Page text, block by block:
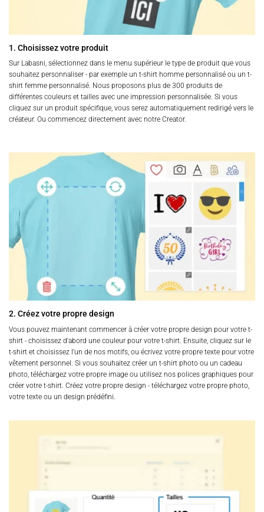
1. Choisissez votre produit
Sur Labasni, sélectionnez dans le menu supérieur le type de produit que vous
souhaitez personnaliser - par exemple un t-shirt homme personnalisé ou un t-
shirt femme personnalisé. Nous proposons plus de 300 produits de
différentes couleurs et tailles avec une impression personnalisée. Si vous
cliquez sur un produit spécifique, vous serez automatiquement redirigé vers le
créateur. Ou commencez directement avec notre Creator.
2. Créez votre propre design
Vous pouvez maintenant commencer à créer votre propre design pour votre t-
shirt - choisissez d'abord une couleur pour votre t-shirt. Ensuite, cliquez sur le
t-shirt et choisissez l'un de nos motifs, ou écrivez votre propre texte pour votre
vêtement personnel. Si vous souhaitez créer un t-shirt photo ou un cadeau
photo, téléchargez votre propre image ou utilisez nos polices graphiques pour
créer votre t-shirt. Créez votre propre design - téléchargez votre propre photo,
votre texte ou un design prédéfini.